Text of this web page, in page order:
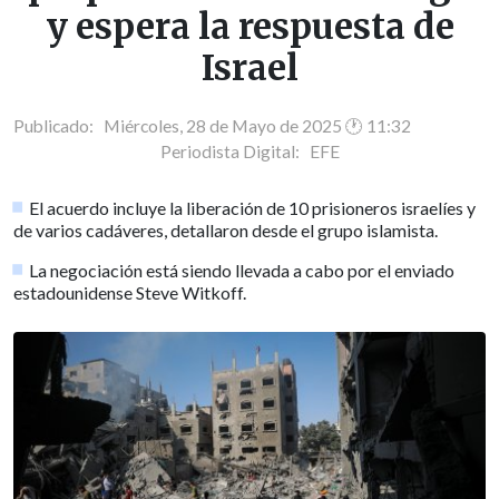
y espera la respuesta de
Israel
Publicado: Miércoles, 28 de Mayo de 2025 🕐 11:32
Periodista Digital: EFE
El acuerdo incluye la liberación de 10 prisioneros israelíes y
de varios cadáveres, detallaron desde el grupo islamista.
La negociación está siendo llevada a cabo por el enviado
estadounidense Steve Witkoff.